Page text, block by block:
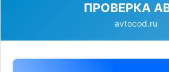
ПРОВЕРКА
avtocod.ru